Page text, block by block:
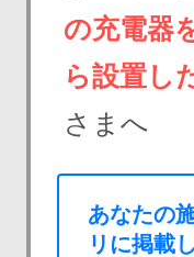
の充電器
ら設置し
さまへ
あなたの
リに掲載